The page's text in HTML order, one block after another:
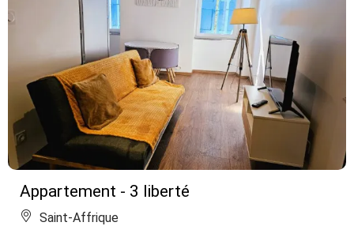
Appartement - 3 liberté
Saint-Affrique